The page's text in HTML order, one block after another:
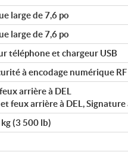
large de 7,6 po
large de 7,6 po
téléphone et chargeur USB
à encodage numérique RF
arrière à DEL
feux arrière à DEL, Signature
(3 500 lb)